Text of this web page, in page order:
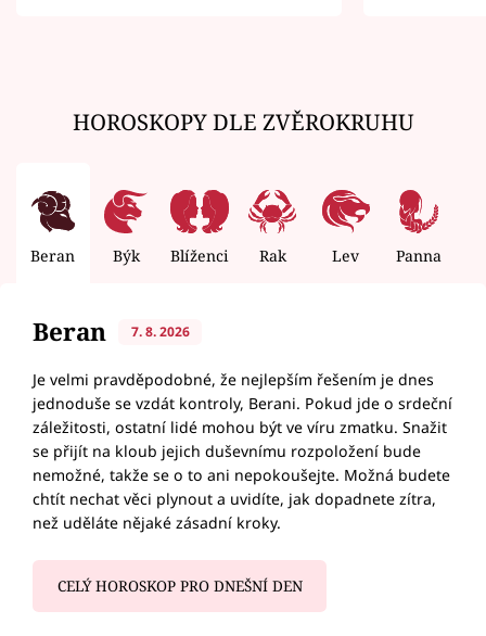
HOROSKOPY DLE ZVĚROKRUHU
Beran Býk Blíženci Rak Lev Panna
Beran 7. 8. 2026
Je velmi pravděpodobné, že nejlepším řešením je dnes
jednoduše se vzdát kontroly, Berani. Pokud jde o srdeční
záležitosti, ostatní lidé mohou být ve víru zmatku. Snažit
se přijít na kloub jejich duševnímu rozpoložení bude
nemožné, takže se o to ani nepokoušejte. Možná budete
chtít nechat věci plynout a uvidíte, jak dopadnete zítra,
než uděláte nějaké zásadní kroky.
CELÝ HOROSKOP PRO DNEŠNÍ DEN